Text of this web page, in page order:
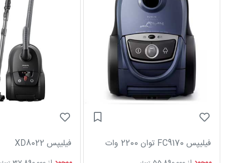
فیلیپس FC9170 توان 2200 وات فیلیپس XD8022